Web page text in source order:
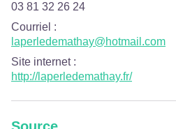
03 81 32 26 24
Courriel :
laperledemathay@hotmail.com
Site internet:
http://laperledemathay.fr/